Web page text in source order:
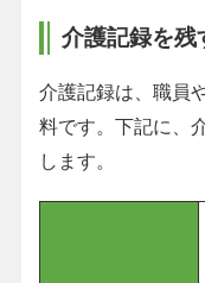
介護記録を残
介護記録は、職員
料です。下記に、
します。